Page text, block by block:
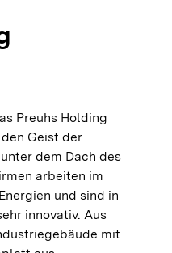
Preuhs Holding
Geist der
dem Dach des
arbeiten im
und sind in
innovativ. Aus
mit